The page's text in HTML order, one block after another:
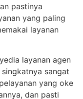
pastinya
yang paling
layanan
layanan agen
sangat
yang oke
dan pasti